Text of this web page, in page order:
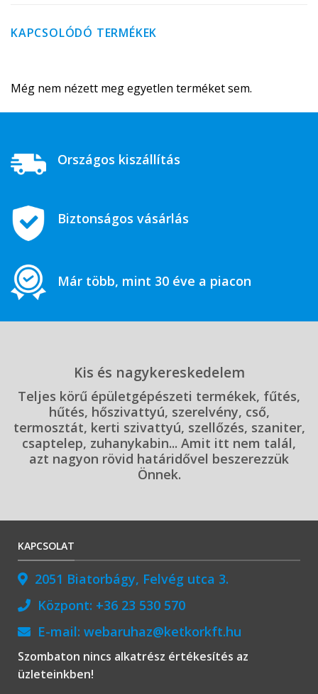
KAPCSOLÓDÓ TERMÉKEK
Még nem nézett meg egyetlen terméket sem.
Országos kiszállítás
Biztonságos vásárlás
Már több, mint 30 éve a piacon
Kis és nagykereskedelem
Teljes körű épületgépészeti termékek, fűtés,
hűtés, hőszivattyú, szerelvény, cső,
termosztát, kerti szivattyú, szellőzés, szaniter,
csaptelep, zuhanykabin... Amit itt nem talál,
azt nagyon rövid határidővel beszerezzük
Önnek.
KAPCSOLAT
2051 Biatorbágy, Felvég utca 3.
Központ: +36 23 530 570
E-mail: webaruhaz@ketkorkft.hu
Szombaton nincs alkatrész értékesítés az
üzleteinkben!